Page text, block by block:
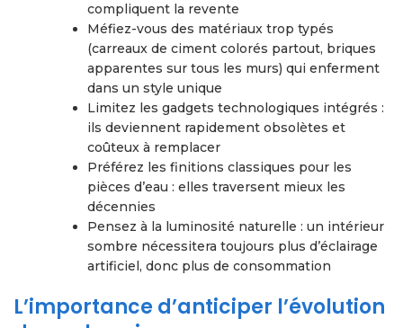
compliquent la revente
Méfiez-vous des matériaux trop typés
(carreaux de ciment colorés partout, briques
apparentes sur tous les murs) qui enferment
dans un style unique
Limitez les gadgets technologiques intégrés :
ils deviennent rapidement obsolètes et
coûteux à remplacer
Préférez les finitions classiques pour les
pièces d’eau : elles traversent mieux les
décennies
Pensez à la luminosité naturelle : un intérieur
sombre nécessitera toujours plus d’éclairage
artificiel, donc plus de consommation
L’importance d’anticiper l’évolution